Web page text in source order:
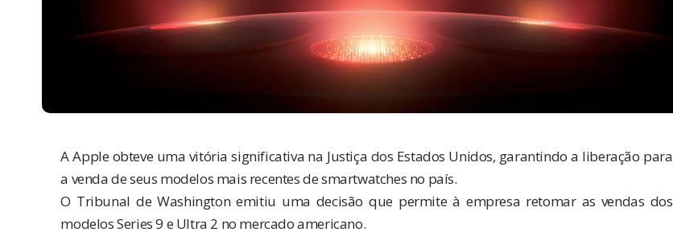
A Apple obteve uma vitória significativa na Justiça dos Estados Unidos, garantindo a liberação para
a venda de seus modelos mais recentes de smartwatches no país.
O Tribunal de Washington emitiu uma decisão que permite à empresa retomar as vendas dos
modelos Series 9 e Ultra 2 no mercado americano.